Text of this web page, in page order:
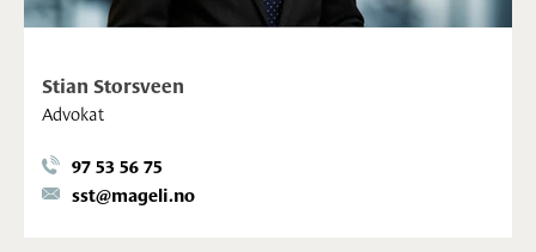
Stian Storsveen
Advokat
97 53 56 75
sst@mageli.no